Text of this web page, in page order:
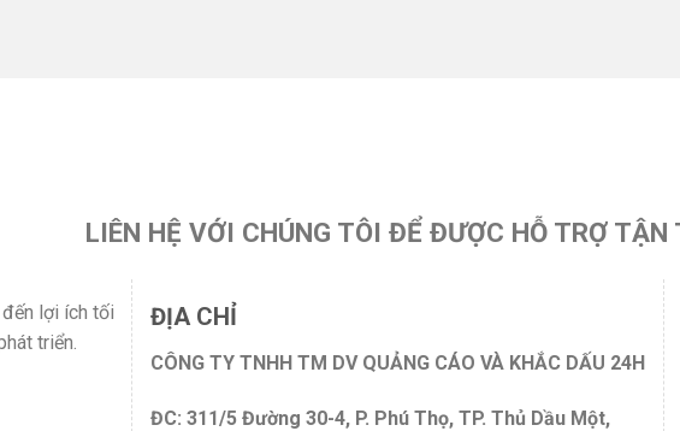
LIÊN HỆ VỚI CHÚNG TÔI ĐỂ ĐƯỢC HỖ TRỢ TẬN
lợi ích tối
triển.
ĐỊA CHỈ
CÔNG TY TNHH TM DV QUẢNG CÁO VÀ KHẮC DẤU 24H
ĐC: 311/5 Đường 30-4, P. Phú Thọ, TP. Thủ Dầu Một,